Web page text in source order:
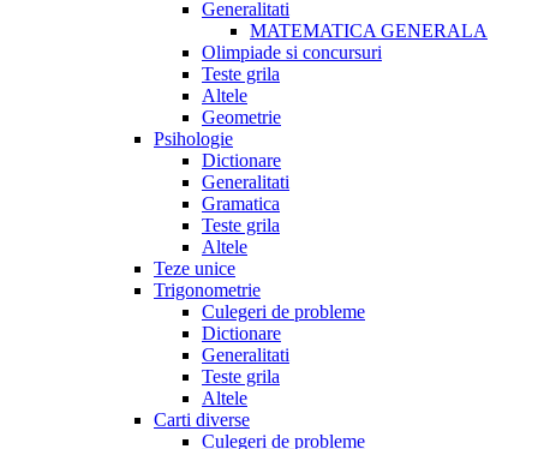
Generalitati
MATEMATICA GENERALA
Olimpiade si concursuri
Teste grila
Altele
Geometrie
Psihologie
Dictionare
Generalitati
Gramatica
Teste grila
Altele
Teze unice
Trigonometrie
Culegeri de probleme
Dictionare
Generalitati
Teste grila
Altele
Carti diverse
Culegeri de probleme